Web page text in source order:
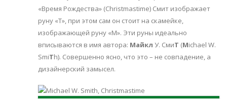
«Время Рождества» (Christmastime) Смит изображает
руну «Т», при этом сам он стоит на скамейке,
изображающей руну «М». Эти руны идеально
вписываются в имя автора: Майкл У. СмиТ (Michael W.
SmiTh). Совершенно ясно, что это – не совпадение, а
дизайнерский замысел.